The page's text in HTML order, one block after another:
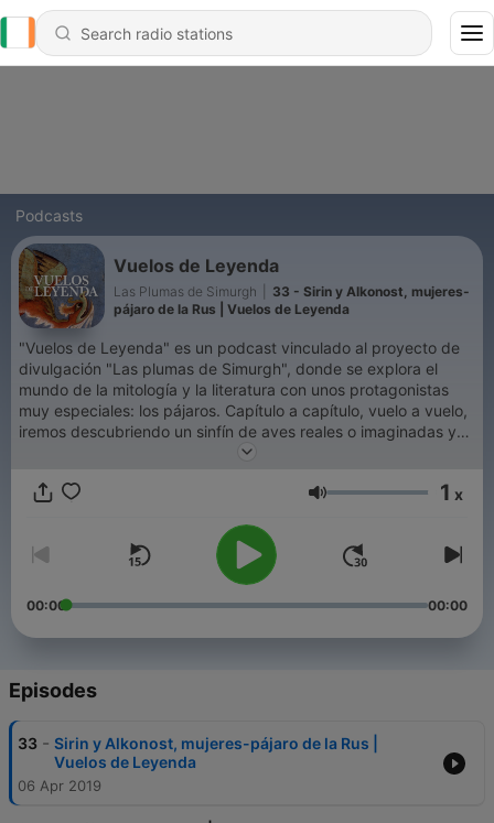
Podcasts
Vuelos de Leyenda
Las Plumas de Simurgh
33 - Sirin y Alkonost, mujeres-
pájaro de la Rus | Vuelos de Leyenda
"Vuelos de Leyenda" es un podcast vinculado al proyecto de
divulgación "Las plumas de Simurgh", donde se explora el
mundo de la mitología y la literatura con unos protagonistas
muy especiales: los pájaros. Capítulo a capítulo, vuelo a vuelo,
iremos descubriendo un sinfín de aves reales o imaginadas y
su importancia dentro del pensamiento mitológico y
Volume 1 x
00:00 00:00
Episodes
33 - Sirin y Alkonost, mujeres-pájaro de la Rus |
Vuelos de Leyenda
06 Apr 2019